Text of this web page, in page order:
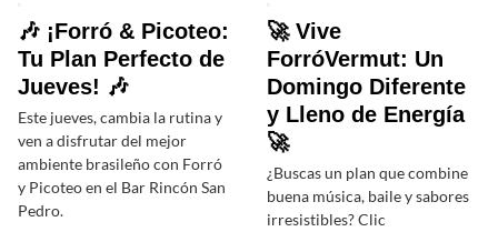
🎶 ¡Forró & Picoteo:
Tu Plan Perfecto de
Jueves! 🎶
Este jueves, cambia la rutina y
ven a disfrutar del mejor
ambiente brasileño con Forró
y Picoteo en el Bar Rincón San
Pedro.
🚀 Vive
ForróVermut: Un
Domingo Diferente
y Lleno de Energía
🚀
¿Buscas un plan que combine
buena música, baile y sabores
irresistibles? Clic